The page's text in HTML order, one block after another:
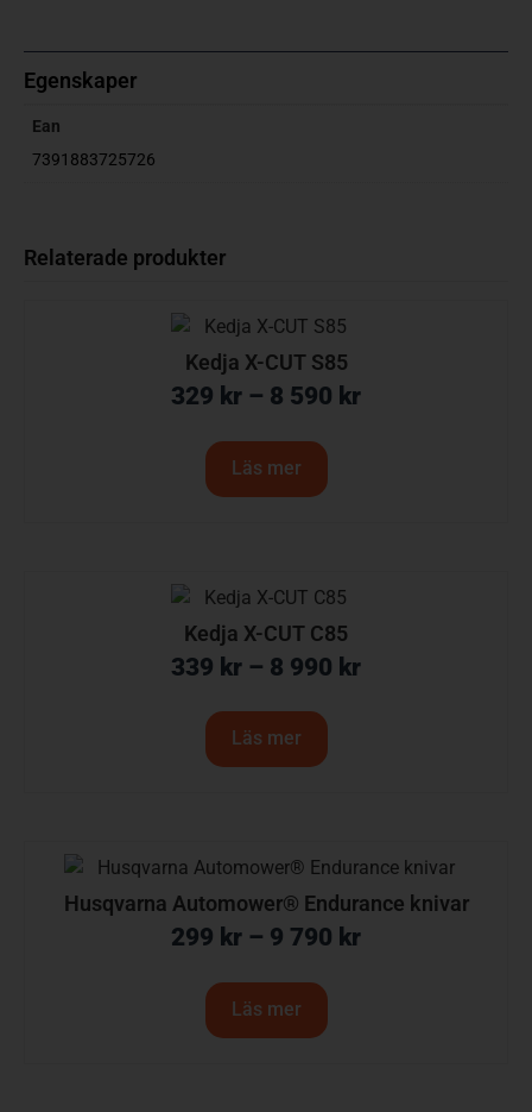
Egenskaper
Ean
7391883725726
Relaterade produkter
Kedja X-CUT S85
329 kr – 8 590 kr
Läs mer
Kedja X-CUT C85
339 kr – 8 990 kr
Läs mer
Husqvarna Automower® Endurance knivar
299 kr – 9 790 kr
Läs mer